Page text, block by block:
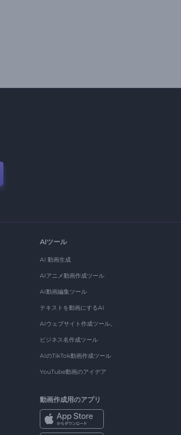
AIツール
AI 動画生成
AIアニメ動画作成ツール
AI動画編集ツール
テキストを動画にするAI
AIウェブサイト作成ツール。
ビジネス名作成ツール
AIのTikTok動画作成ツール
YouTube動画のアイデア
動画作成用のアプリ